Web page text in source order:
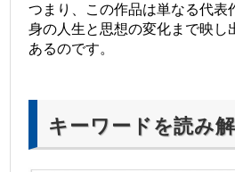
つまり、この作品は単なる代表
身の人生と思想の変化まで映し
あるのです。
キーワードを読み解